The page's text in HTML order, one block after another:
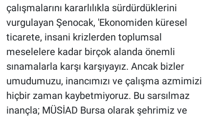
çalışmalarını kararlılıkla sürdürdüklerini
vurgulayan Şenocak, 'Ekonomiden küresel
ticarete, insani krizlerden toplumsal
meselelere kadar birçok alanda önemli
sınamalarla karşı karşıyayız. Ancak bizler
umudumuzu, inancımızı ve çalışma azmimizi
hiçbir zaman kaybetmiyoruz. Bu sarsılmaz
inançla; MÜSİAD Bursa olarak şehrimiz ve